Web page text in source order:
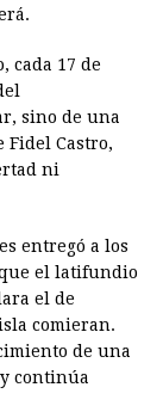
cada 17 de
sino de una
Fidel Castro,
ni
entregó a los
el latifundio
el de
comieran.
de una
continúa